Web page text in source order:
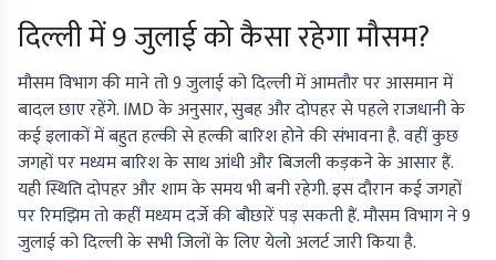
दिल्ली में 9 जुलाई को कैसा रहेगा मौसम?
मौसम विभाग की माने तो 9 जुलाई को दिल्ली में आमतौर पर आसमान में
बादल छाए रहेंगे. IMD के अनुसार, सुबह और दोपहर से पहले राजधानी के
कई इलाकों में बहुत हल्की से हल्की बारिश होने की संभावना है. वहीं कुछ
जगहों पर मध्यम बारिश के साथ आंधी और बिजली कड़कने के आसार हैं.
यही स्थिति दोपहर और शाम के समय भी बनी रहेगी. इस दौरान कई जगहों
पर रिमझिम तो कहीं मध्यम दर्जे की बौछारें पड़ सकती हैं. मौसम विभाग ने 9
जुलाई को दिल्ली के सभी जिलों के लिए येलो अलर्ट जारी किया है.